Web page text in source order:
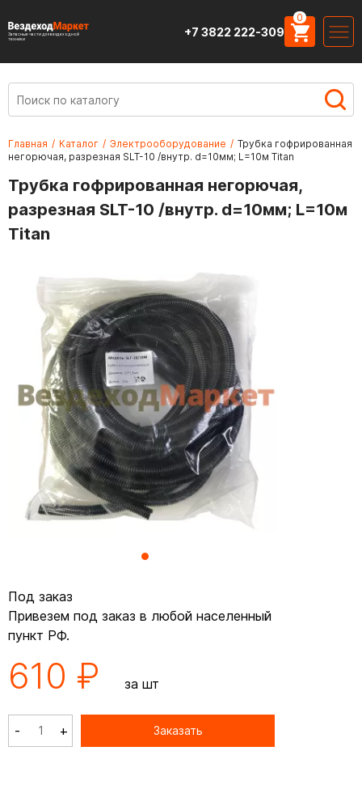
Запасные части для вездеходной
техники
+7 3822 222-309
0
Главная / Каталог / Электрооборудование / Трубка гофрированная
негорючая, разрезная SLT-10 /внутр. d=10мм; L=10м Titan
Трубка гофрированная негорючая,
разрезная SLT-10 /внутр. d=10мм; L=10м
Titan
Под заказ
Привезем под заказ в любой населенный
пункт РФ.
610 ₽ за шт
- + Заказать